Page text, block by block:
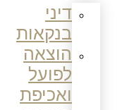
דיני
בנקאות
הוצאה
לפועל
ואכיפת